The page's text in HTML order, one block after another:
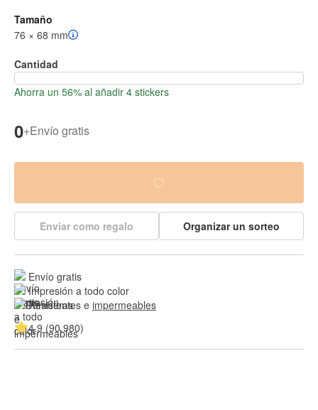
Tamaño
76 × 68 mm
Cantidad
Ahorra un 56% al añadir 4 stickers
0+Envío gratis
Enviar como regalo Organizar un sorteo
Envío gratis
Impresión a todo color
Resistentes e impermeables
4.9 (90,980)